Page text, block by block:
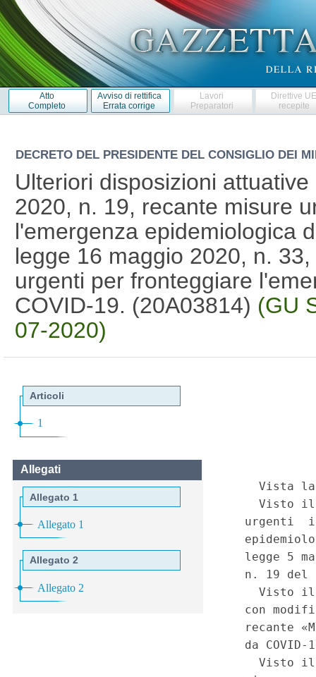
Atto
Completo
Avviso di rettifica
Errata corrige
Lavori
Preparatori
Direttive
recepite
DECRETO DEL PRESIDENTE DEL CONSIGLIO DEI
Ulteriori disposizioni
2020, n. 19, recante misure
l'emergenza epidemiologica
legge 16 maggio 2020, n.
urgenti per fronteggiare
COVID-19. (20A03814) (GU
07-2020)